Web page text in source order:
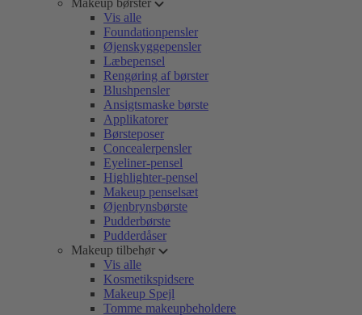
Makeup børster
Vis alle
Foundationpensler
Øjenskyggepensler
Læbepensel
Rengøring af børster
Blushpensler
Ansigtsmaske børste
Applikatorer
Børsteposer
Concealerpensler
Eyeliner-pensel
Highlighter-pensel
Makeup penselsæt
Øjenbrynsbørste
Pudderbørste
Pudderdåser
Makeup tilbehør
Vis alle
Kosmetikspidsere
Makeup Spejl
Tomme makeupbeholdere